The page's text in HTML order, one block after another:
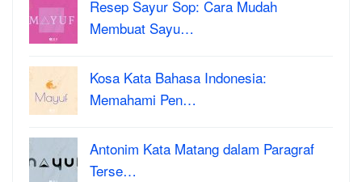
Resep Sayur Sop: Cara Mudah
Membuat Sayu…
Kosa Kata Bahasa Indonesia:
Memahami Pen…
Antonim Kata Matang dalam Paragraf
Terse…